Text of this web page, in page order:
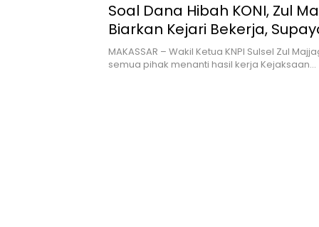
Soal Dana Hibah KONI, Zul
Biarkan Kejari Bekerja,
yang Berbicara
MAKASSAR – Wakil Ketua KNPI Sulsel Zul
semua pihak menanti hasil kerja Kejaksaan…